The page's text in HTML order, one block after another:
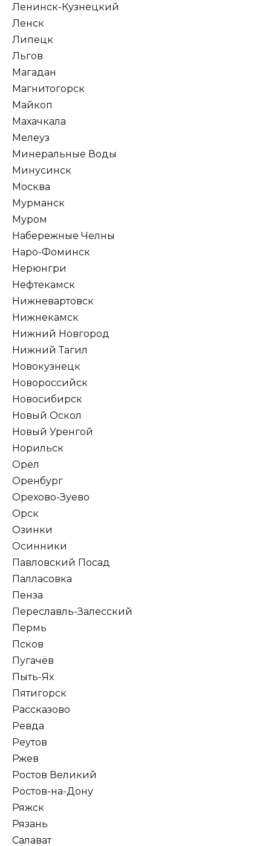
Ленинск-Кузнецкий
Ленск
Липецк
Льгов
Магадан
Магнитогорск
Майкоп
Махачкала
Мелеуз
Минеральные Воды
Минусинск
Москва
Мурманск
Муром
Набережные Челны
Наро-Фоминск
Нерюнгри
Нефтекамск
Нижневартовск
Нижнекамск
Нижний Новгород
Нижний Тагил
Новокузнецк
Новороссийск
Новосибирск
Новый Оскол
Новый Уренгой
Норильск
Орёл
Оренбург
Орехово-Зуево
Орск
Озинки
Осинники
Павловский Посад
Палласовка
Пенза
Переславль-Залесский
Пермь
Псков
Пугачёв
Пыть-Ях
Пятигорск
Рассказово
Ревда
Реутов
Ржев
Ростов Великий
Ростов-на-Дону
Ряжск
Рязань
Салават